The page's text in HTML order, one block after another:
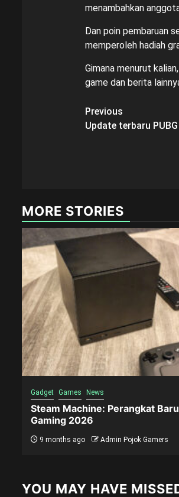
menambahkan
Dan poin pembaruan
memperoleh hadiah
Gimana menurut
game dan berita
Post
navigation
Previous
Update terbaru
MORE STORIES
Gadget Games News
Steam Machine: Perangkat
Gaming 2026
9 months ago Admin Pojok Gamers
YOU MAY HAVE